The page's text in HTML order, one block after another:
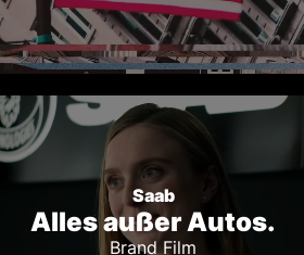
Saab
Alles außer Autos.
Brand Film